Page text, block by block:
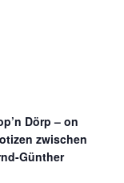
Dörp – on
zwischen
Günther